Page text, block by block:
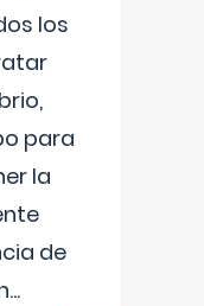
los
para
la
de
...